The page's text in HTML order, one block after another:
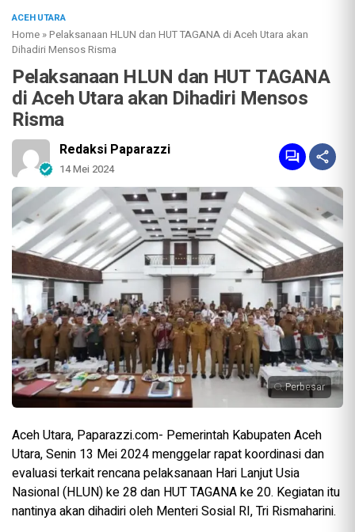
ACEH UTARA
Home »Pelaksanaan HLUN dan HUT TAGANA di Aceh Utara akan
Dihadiri Mensos Risma
Pelaksanaan HLUN dan HUT TAGANA
di Aceh Utara akan Dihadiri Mensos
Risma
Redaksi Paparazzi
14 Mei 2024
Perbesar
Aceh Utara, Paparazzi.com- Pemerintah Kabupaten Aceh
Utara, Senin 13 Mei 2024 menggelar rapat koordinasi dan
evaluasi terkait rencana pelaksanaan Hari Lanjut Usia
Nasional (HLUN) ke 28 dan HUT TAGANA ke 20. Kegiatan itu
nantinya akan dihadiri oleh Menteri Sosial RI, Tri Rismaharini.